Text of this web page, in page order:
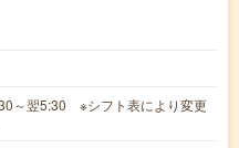
～翌5:30 ※シフト表により変更